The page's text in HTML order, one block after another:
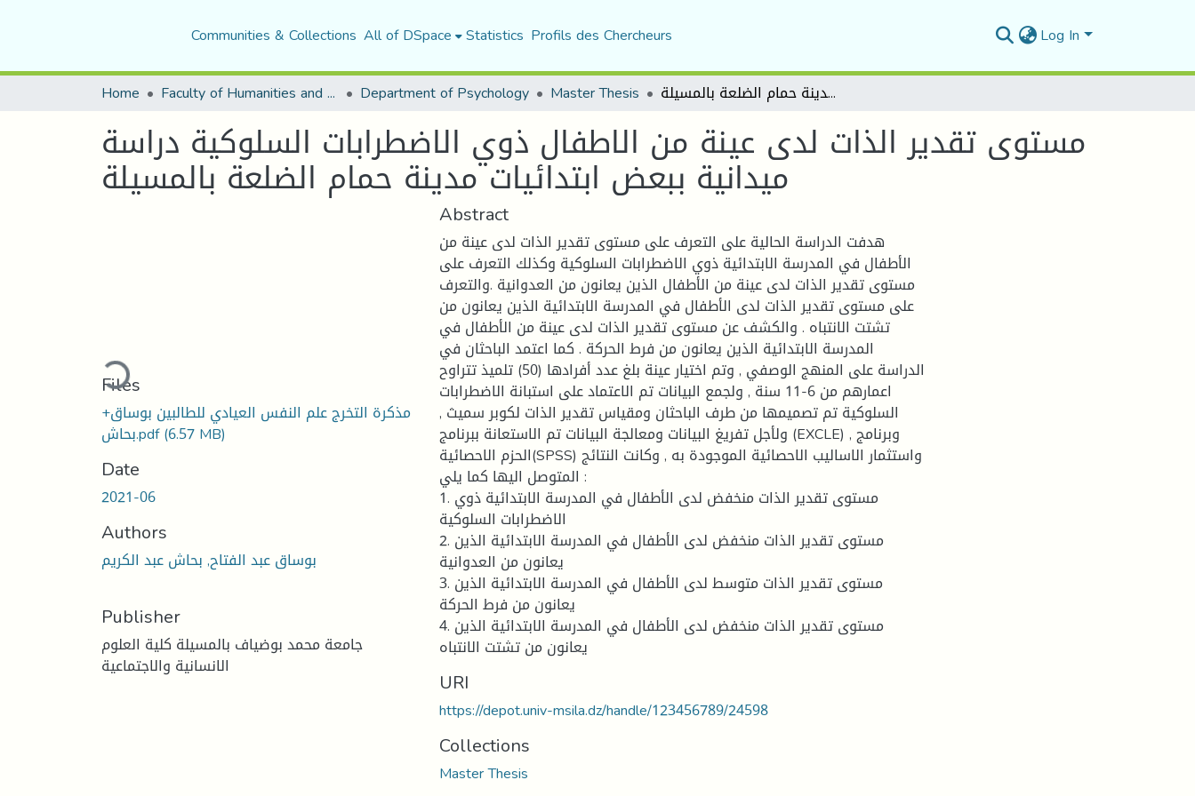
Communities & Collections All of DSpace Statistics Profils des Chercheurs Log In
Home Faculty of Humanities and Social Sciences Department of Psychology Master Thesis مستوى تقدير الذات لدى عينة من الاطفال ذوي الاضطرابات السلوكية دراسة ميدانية ببعض ابتدائيات مدينة حمام الضلعة بالمسيلة
مستوى تقدير الذات لدى عينة من الاطفال ذوي الاضطرابات السلوكية دراسة
ميدانية ببعض ابتدائيات مدينة حمام الضلعة بالمسيلة
Loading...
Files
مذكرة التخرج علم النفس العيادي للطالبين بوساق+
بحاش.pdf(6.57 MB)
Date
2021-06
Authors
بوساق عبد الفتاح, بحاش عبد الكريم
Publisher
جامعة محمد بوضياف بالمسيلة كلية العلوم
الانسانية والاجتماعية
Abstract
هدفت الدراسة الحالية على التعرف على مستوى تقدير الذات لدى عينة من
الأطفال في المدرسة الابتدائية ذوي الاضطرابات السلوكية وكذلك التعرف على
مستوى تقدير الذات لدى عينة من الأطفال الذين يعانون من العدوانية .والتعرف
على مستوى تقدير الذات لدى الأطفال في المدرسة الابتدائية الذين يعانون من
تشتت الانتباه . والكشف عن مستوى تقدير الذات لدى عينة من الأطفال في
المدرسة الابتدائية الذين يعانون من فرط الحركة . كما اعتمد الباحثان في
الدراسة على المنهج الوصفي , وتم اختيار عينة بلغ عدد أفرادها (50) تلميذ تتراوح
اعمارهم من 6-11 سنة , ولجمع البيانات تم الاعتماد على استبانة الاضطرابات
السلوكية تم تصميمها من طرف الباحثان ومقياس تقدير الذات لكوبر سميث ,
ولأجل تفريغ البيانات ومعالجة البيانات تم الاستعانة ببرنامج (EXCLE) , وبرنامج
الحزم الاحصائية(SPSS) واستثمار الاساليب الاحصائية الموجودة به , وكانت النتائج
المتوصل اليها كما يلي :
1. مستوى تقدير الذات منخفض لدى الأطفال في المدرسة الابتدائية ذوي
الاضطرابات السلوكية
2. مستوى تقدير الذات منخفض لدى الأطفال في المدرسة الابتدائية الذين
يعانون من العدوانية
3. مستوى تقدير الذات متوسط لدى الأطفال في المدرسة الابتدائية الذين
يعانون من فرط الحركة
4. مستوى تقدير الذات منخفض لدى الأطفال في المدرسة الابتدائية الذين
يعانون من تشتت الانتباه
URI
https://depot.univ-msila.dz/handle/123456789/24598
Collections
Master Thesis